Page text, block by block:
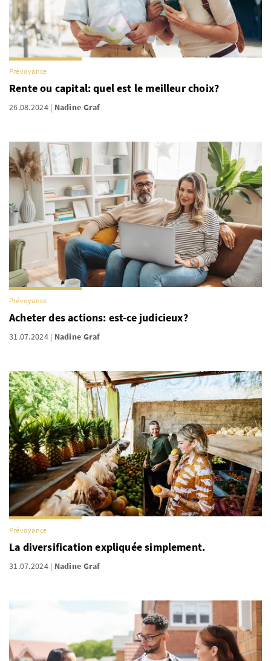
Prévoyance
Rente ou capital: quel est le meilleur choix?
26.08.2024 Nadine Graf
Prévoyance
Acheter des actions: est-ce judicieux?
31.07.2024 Nadine Graf
Prévoyance
La diversification expliquée simplement.
31.07.2024 Nadine Graf